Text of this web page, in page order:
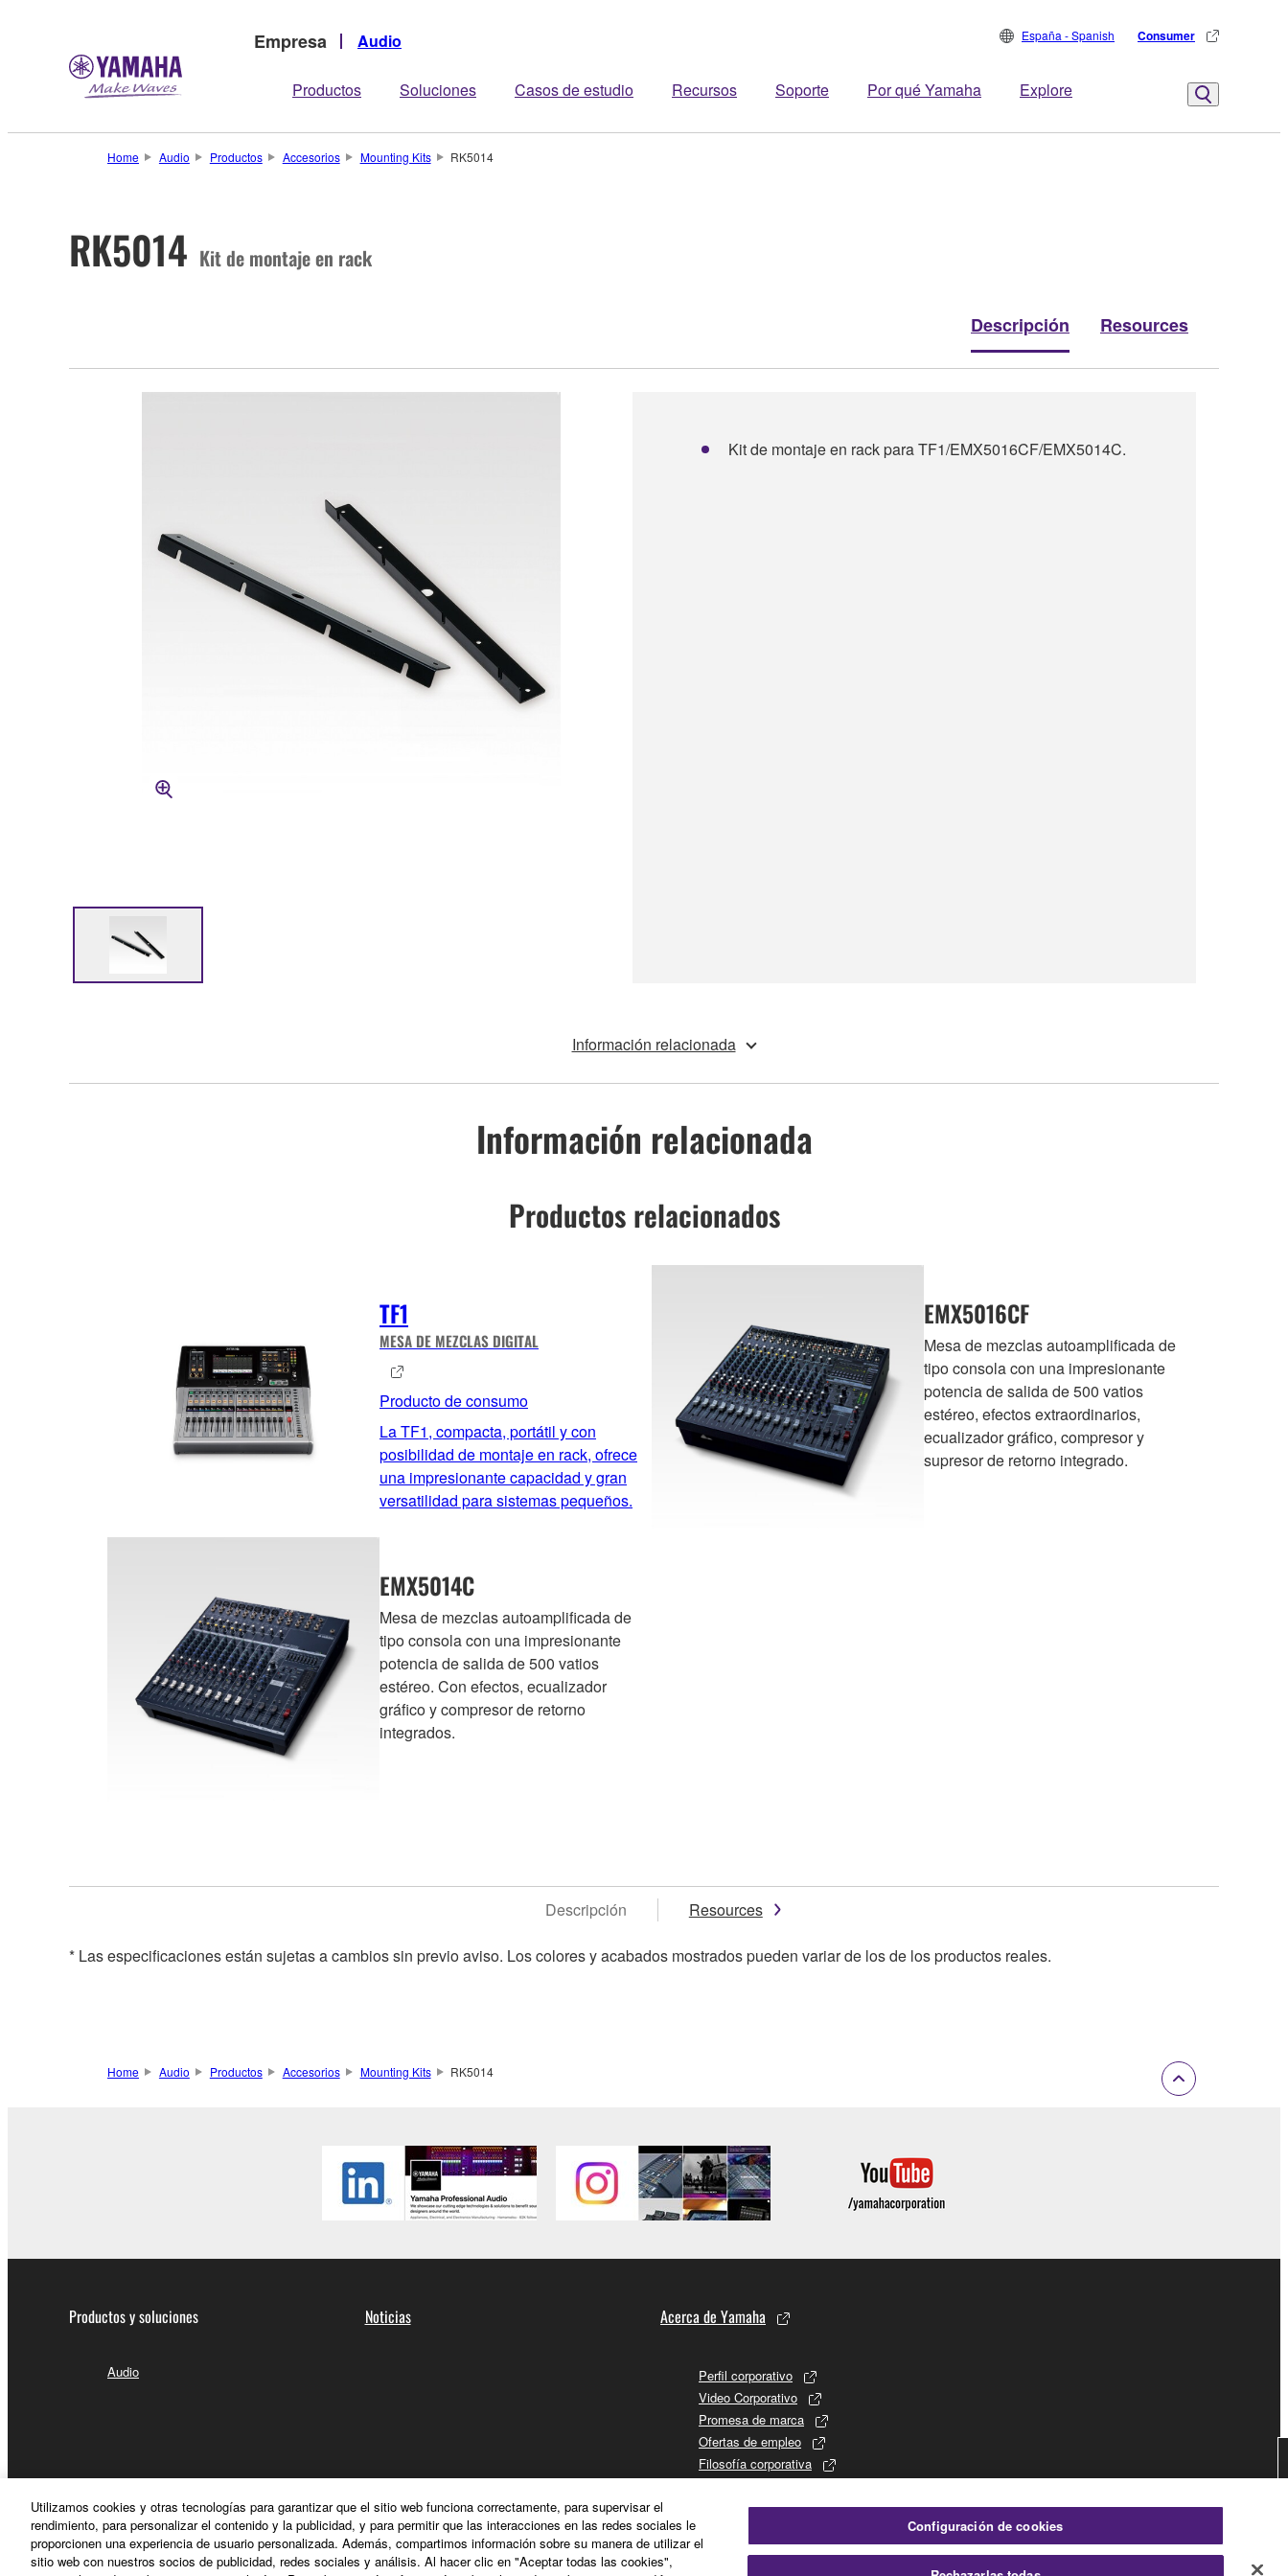
Empresa Audio
Productos Soluciones Casos de estudio Recursos Soporte Por qué Yamaha Explore
España - Spanish Consumer
Home Audio Productos Accesorios Mounting Kits RK5014
RK5014 Kit de montaje en rack
Descripción Resources
Kit de montaje en rack para TF1/EMX5016CF/EMX5014C.
Información relacionada
Información relacionada
Productos relacionados
TF1
MESA DE MEZCLAS DIGITAL
Producto de consumo
La TF1, compacta, portátil y con
posibilidad de montaje en rack, ofrece
una impresionante capacidad y gran
versatilidad para sistemas pequeños.
EMX5016CF
Mesa de mezclas autoamplificada de
tipo consola con una impresionante
potencia de salida de 500 vatios
estéreo, efectos extraordinarios,
ecualizador gráfico, compresor y
supresor de retorno integrado.
EMX5014C
Mesa de mezclas autoamplificada de
tipo consola con una impresionante
potencia de salida de 500 vatios
estéreo. Con efectos, ecualizador
gráfico y compresor de retorno
integrados.
Descripción Resources
* Las especificaciones están sujetas a cambios sin previo aviso. Los colores y acabados mostrados pueden variar de los de los productos reales.
Home Audio Productos Accesorios Mounting Kits RK5014
Productos y soluciones
Audio
Noticias Acerca de Yamaha
Perfil corporativo
Video Corporativo
Promesa de marca
Ofertas de empleo
Filosofía corporativa
Historia de Yamaha
Sustainability
Utilizamos cookies y otras tecnologías para garantizar que el sitio web funciona correctamente, para supervisar el
rendimiento, para personalizar el contenido y la publicidad, y para permitir que las interacciones en las redes sociales le
proporcionen una experiencia de usuario personalizada. Además, compartimos información sobre su manera de utilizar el
sitio web con nuestros socios de publicidad, redes sociales y análisis. Al hacer clic en "Aceptar todas las cookies",
Configuración de cookies